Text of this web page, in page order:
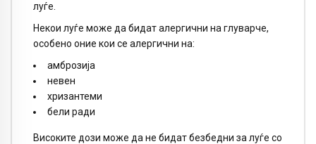
луѓе.
Некои луѓе може да бидат алергични на глуварче,
особено оние кои се алергични на:
амброзија
невен
хризантеми
бели ради
Високите дози може да не бидат безбедни за луѓе со